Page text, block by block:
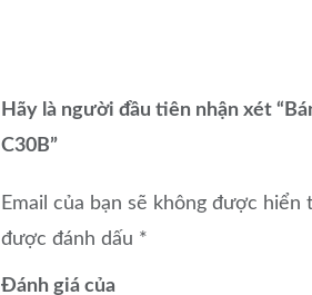
Hãy là người đầu tiên nhận xét
C30B”
Email của bạn sẽ không được hiển
được đánh dấu *
Đánh giá của